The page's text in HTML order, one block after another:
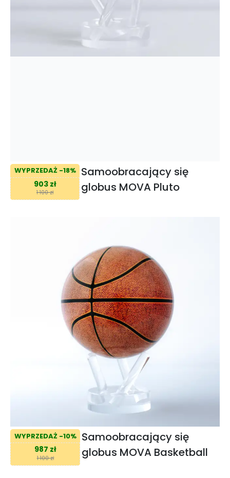
WYPRZEDAŻ -18%
903 zł
1 100 zł
Samoobracający się
globus MOVA Pluto
WYPRZEDAŻ -10%
987 zł
1 100 zł
Samoobracający się
globus MOVA Basketball